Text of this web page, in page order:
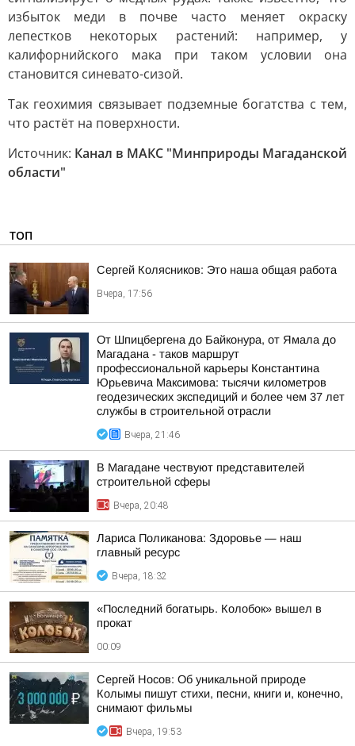
избыток меди в почве часто меняет окраску
лепестков некоторых растений: например, у
калифорнийского мака при таком условии она
становится синевато-сизой.
Так геохимия связывает подземные богатства с тем,
что растёт на поверхности.
Источник: Канал в МАКС "Минприроды Магаданской
области"
ТОП
Сергей Колясников: Это наша общая работа
Вчера, 17:56
От Шпицбергена до Байконура, от Ямала до
Магадана - таков маршрут
профессиональной карьеры Константина
Юрьевича Максимова: тысячи километров
геодезических экспедиций и более чем 37 лет
службы в строительной отрасли
Вчера, 21:46
В Магадане чествуют представителей
строительной сферы
Вчера, 20:48
Лариса Поликанова: Здоровье — наш
главный ресурс
Вчера, 18:32
«Последний богатырь. Колобок» вышел в
прокат
00:09
Сергей Носов: Об уникальной природе
Колымы пишут стихи, песни, книги и, конечно,
снимают фильмы
Вчера, 19:53